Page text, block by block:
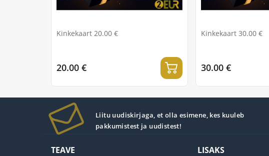
Kinkekaart 20.00 €
20.00 €
Kinkekaart 30.00 €
30.00 €
Liitu uudiskirjaga, et olla esimene, kes kuuleb
pakkumistest ja uudistest!
TEAVE LISAKS